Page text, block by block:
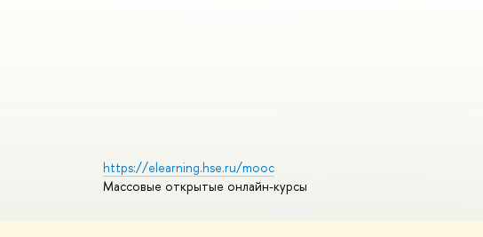
https://elearning.hse.ru/mooc
Массовые открытые онлайн-курсы